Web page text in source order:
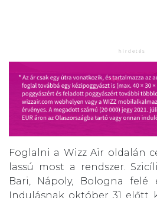
Foglalni a Wizz Air oldalán
lassú most a rendszer.
Bari, Nápoly, Bologna felé
Indulásnak október 31 előtt